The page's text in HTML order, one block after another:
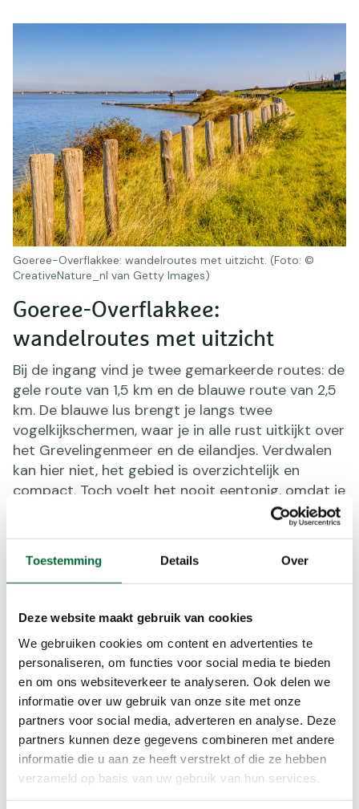
Toestemming Details Over
Deze website maakt gebruik van cookies
We gebruiken cookies om content en advertenties te
personaliseren, om functies voor social media te bieden
en om ons websiteverkeer te analyseren. Ook delen we
informatie over uw gebruik van onze site met onze
partners voor social media, adverteren en analyse. Deze
partners kunnen deze gegevens combineren met andere
informatie die u aan ze heeft verstrekt of die ze hebben
verzameld op basis van uw gebruik van hun services.
Goeree-Overflakkee: wandelroutes met uitzicht. (Foto: ©
CreativeNature_nl van Getty Images)
Goeree-Overflakkee:
wandelroutes met uitzicht
Bij de ingang vind je twee gemarkeerde routes: de
gele route van 1,5 km en de blauwe route van 2,5
km. De blauwe lus brengt je langs twee
vogelkijkschermen, waar je in alle rust uitkijkt over
het Grevelingenmeer en de eilandjes. Verdwalen
kan hier niet, het gebied is overzichtelijk en
compact. Toch voelt het nooit eentonig, omdat je
telkens nieuwe doorkijkjes en verrassingen
tegenkomt. Voor hondenbezitters: aangelijnde
honden zijn hier het hele jaar welkom.